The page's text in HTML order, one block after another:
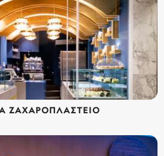
ΖΑΧΑΡΟΠΛΑΣΤΕΙΟ